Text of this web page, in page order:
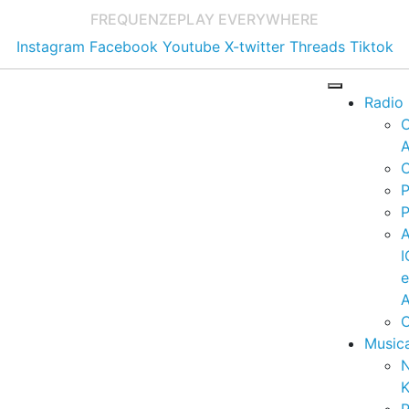
FREQUENZEPLAY EVERYWHERE
Instagram Facebook Youtube X-twitter Threads Tiktok
Radio
e